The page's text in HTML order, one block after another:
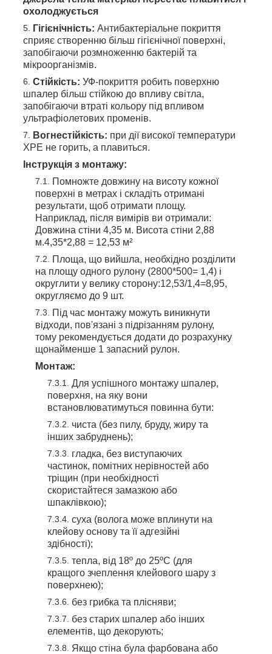
охолоджується
Гігієнічність: Антибактеріальне покриття
сприяє створенню більш гігієнічної поверхні,
запобігаючи розмноженню бактерій та
мікроорганізмів.
Стійкість: УФ-покриття робить поверхню
шпалер більш стійкою до впливу світла,
запобігаючи втраті кольору під впливом
ультрафіолетових променів.
Вогнестійкість: при дії високої температури
ХРЕ не горить, а плавиться.
Інструкція з монтажу:
Помножте довжину на висоту кожної
поверхні в метрах і складіть отримані
результати, щоб отримати площу.
Наприклад, після вимірів ви отримали:
Довжина стіни 4,35 м. Висота стіни 2,88
м.4,35*2,88 = 12,53 м²
Площа, що вийшла, необхідно розділити
на площу одного рулону (2800*500= 1,4) і
округлити у велику сторону:12,53/1,4=8,95,
округляємо до 9 шт.
Під час монтажу можуть виникнути
відходи, пов'язані з підрізанням рулону,
тому рекомендується додати до розрахунку
щонайменше 1 запасний рулон.
Монтаж:
Для успішного монтажу шпалер,
поверхня, на яку вони
встановлюватимуться повинна бути:
чиста (без пилу, бруду, жиру та
інших забруднень);
гладка, без виступаючих
частинок, помітних нерівностей або
тріщин (при необхідності
скористайтеся замазкою або
шпаклівкою);
суха (волога може вплинути на
клейову основу та її адгезійні
здібності);
тепла, від 18º до 25ºС (для
кращого зчеплення клейового шару з
поверхнею);
без грибка та плісняви;
без старих шпалер або інших
елементів, що декорують;
Якщо стіна була фарбована або